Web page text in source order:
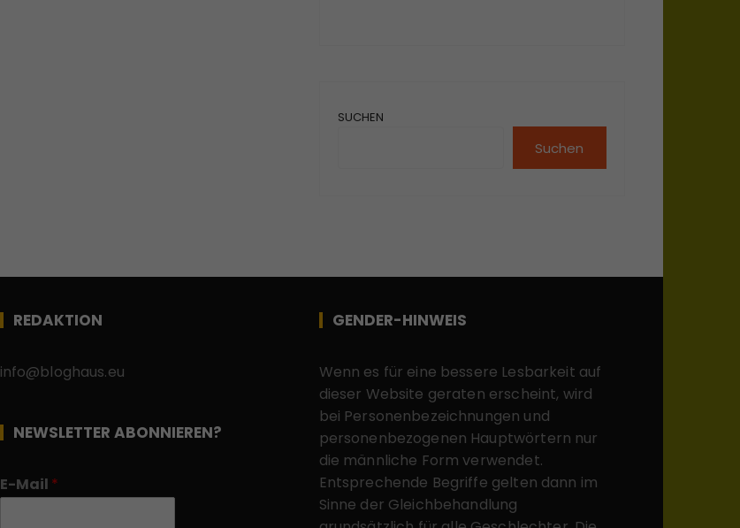
SUCHEN
Suchen
REDAKTION
info@bloghaus.eu
NEWSLETTER ABONNIEREN?
E-Mail *
GENDER-HINWEIS
Wenn es für eine bessere Lesbarkeit auf
dieser Website geraten erscheint, wird
bei Personenbezeichnungen und
personenbezogenen Hauptwörtern nur
die männliche Form verwendet.
Entsprechende Begriffe gelten dann im
Sinne der Gleichbehandlung